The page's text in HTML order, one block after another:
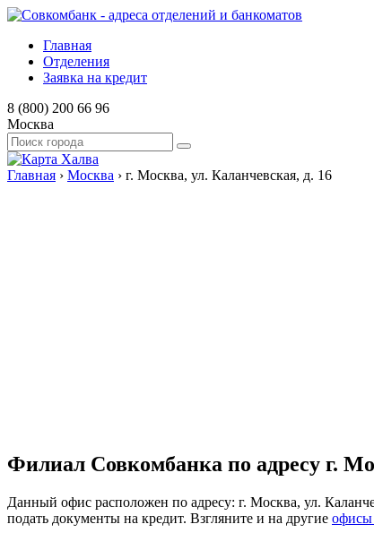
Главная
Отделения
Заявка на кредит
8 (800) 200 66 96
Москва
Главная › Москва › г. Москва, ул. Каланчевская, д. 16
Филиал Совкомбанка по адресу г.
Данный офис расположен по адресу: г. Москва, ул.
подать документы на кредит. Взгляните и на другие офисы